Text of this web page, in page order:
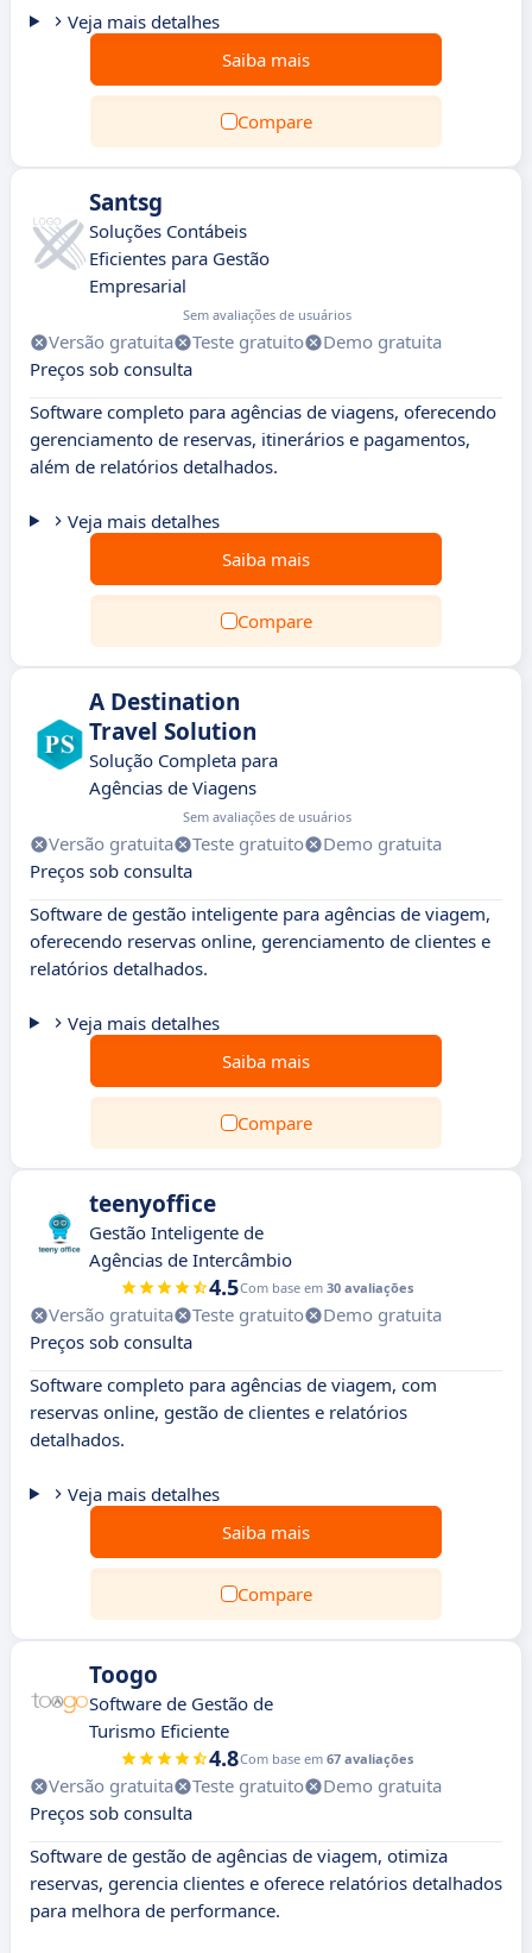
Veja mais detalhes
Saiba mais
Compare
Santsg
Soluções Contábeis
Eficientes para Gestão
Empresarial
Sem avaliações de usuários
Versão gratuita Teste gratuito
Demo gratuita
Preços sob consulta
Software completo para agências de viagens, oferecendo
gerenciamento de reservas, itinerários e pagamentos,
além de relatórios detalhados.
Veja mais detalhes
Saiba mais
Compare
A Destination
Travel Solution
Solução Completa para
Agências de Viagens
Sem avaliações de usuários
Versão gratuita Teste gratuito
Demo gratuita
Preços sob consulta
Software de gestão inteligente para agências de viagem,
oferecendo reservas online, gerenciamento de clientes e
relatórios detalhados.
Veja mais detalhes
Saiba mais
Compare
teenyoffice
Gestão Inteligente de
Agências de Intercâmbio
4.5Com base em 30 avaliações
Versão gratuita Teste gratuito
Demo gratuita
Preços sob consulta
Software completo para agências de viagem, com
reservas online, gestão de clientes e relatórios
detalhados.
Veja mais detalhes
Saiba mais
Compare
Toogo
Software de Gestão de
Turismo Eficiente
4.8Com base em 67 avaliações
Versão gratuita Teste gratuito
Demo gratuita
Preços sob consulta
Software de gestão de agências de viagem, otimiza
reservas, gerencia clientes e oferece relatórios detalhados
para melhora de performance.